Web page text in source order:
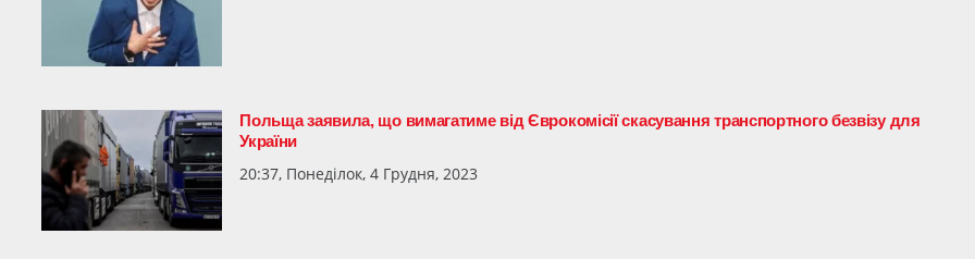
Польща заявила, що вимагатиме від Єврокомісії скасування транспортного безвізу для
України
20:37, Понеділок, 4 Грудня, 2023